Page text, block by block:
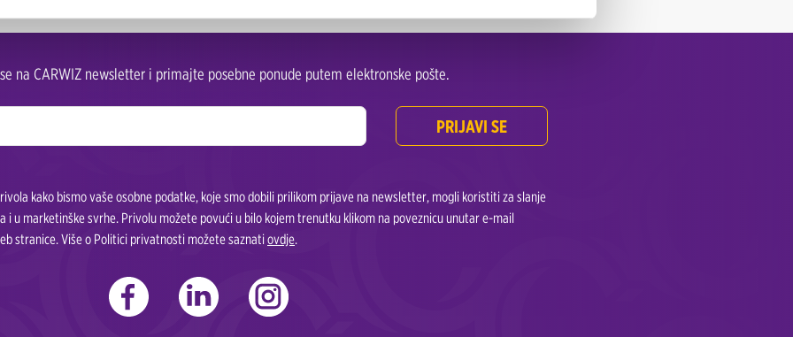
na CARWIZ newsletter i primajte posebne ponude putem elektronske pošte.
PRIJAVI SE
kako bismo vaše osobne podatke, koje smo dobili prilikom prijave na newsletter, mogli koristiti za slanje
i u marketinške svrhe. Privolu možete povući u bilo kojem trenutku klikom na poveznicu unutar e-mail
stranice. Više o Politici privatnosti možete saznatiovdje.